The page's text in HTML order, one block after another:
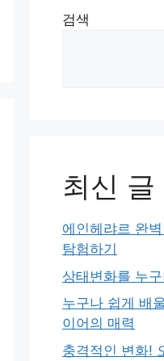
검색
최신 글
에인헤랴르 완
탐험하기
상태변화를 누
누구나 쉽게 배
이어의 매력
충격적인 변화!